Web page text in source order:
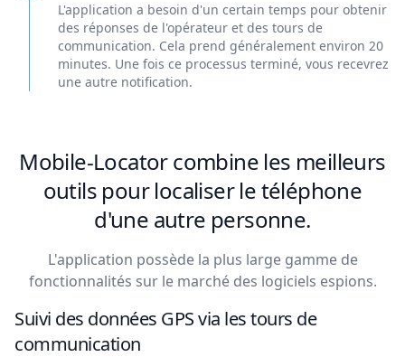
L'application a besoin d'un certain temps pour obtenir
des réponses de l'opérateur et des tours de
communication. Cela prend généralement environ 20
minutes. Une fois ce processus terminé, vous recevrez
une autre notification.
Mobile-Locator combine les meilleurs
outils pour localiser le téléphone
d'une autre personne.
L'application possède la plus large gamme de
fonctionnalités sur le marché des logiciels espions.
Suivi des données GPS via les tours de
communication